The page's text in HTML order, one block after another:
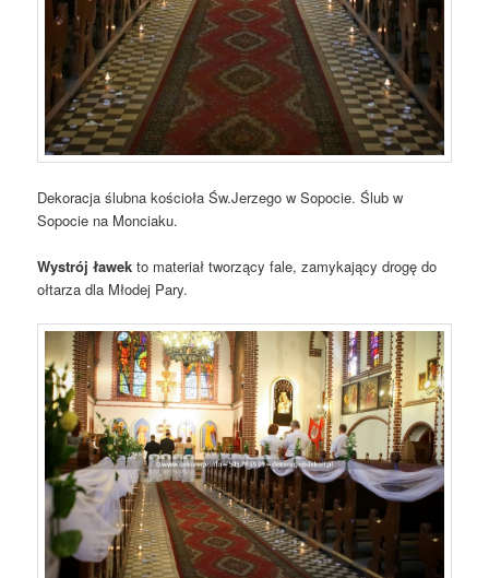
Dekoracja ślubna kościoła Św.Jerzego w Sopocie. Ślub w
Sopocie na Monciaku.
Wystrój ławek to materiał tworzący fale, zamykający drogę do
ołtarza dla Młodej Pary.